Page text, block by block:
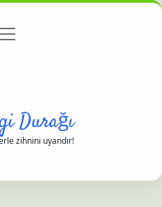
Durağı
zihnini uyandır!